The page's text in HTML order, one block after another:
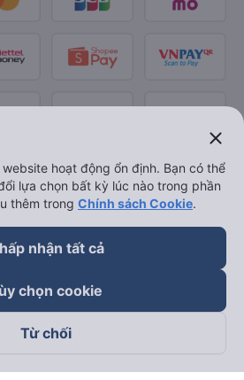
trên
close
hoạt động ổn định. Bạn có thể
lựa chọn bất kỳ lúc nào trong phần
thêm trong Chính sách Cookie.
nhận tất cả
chọn cookie
Từ chối